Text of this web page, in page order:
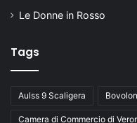
Le Donne in Rosso
Tags
Aulss 9 Scaligera
Camera di Commercio di